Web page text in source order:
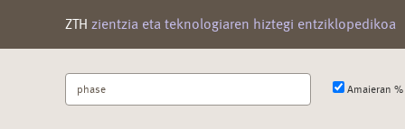
ZTH zientzia eta teknologiaren hiztegi entziklopedikoa
Bilatu
terminoa
Amaieran